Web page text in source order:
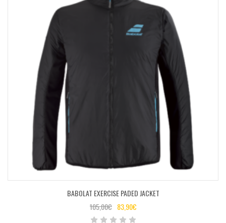
BABOLAT EXERCISE PADED JACKET
105,00€ 83,90€